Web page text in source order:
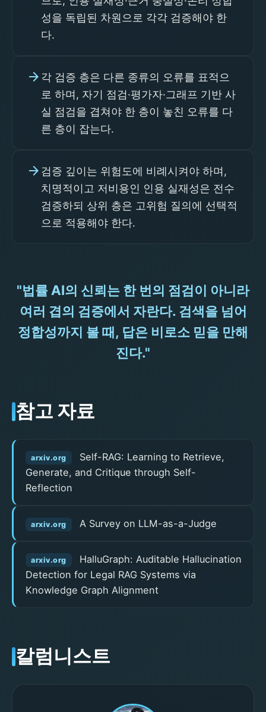
성을 독립된 차원으로 각각 검증해야 한
다.
arrow_forward 각 검증 층은 다른 종류의 오류를 표적으
로 하며, 자기 점검·평가자·그래프 기반 사
실 점검을 겹쳐야 한 층이 놓친 오류를 다
른 층이 잡는다.
arrow_forward 검증 깊이는 위험도에 비례시켜야 하며,
치명적이고 저비용인 인용 실재성은 전수
검증하되 상위 층은 고위험 질의에 선택적
으로 적용해야 한다.
"법률 AI의 신뢰는 한 번의 점검이 아니라
여러 겹의 검증에서 자란다. 검색을 넘어
정합성까지 볼 때, 답은 비로소 믿을 만해
진다."
참고 자료
arxiv.org
Self-RAG: Learning to Retrieve,
Generate, and Critique through Self-
Reflection
arxiv.org A Survey on LLM-as-a-Judge
arxiv.org
HalluGraph: Auditable Hallucination
Detection for Legal RAG Systems via
Knowledge Graph Alignment
칼럼니스트